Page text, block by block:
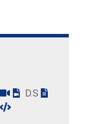
D.S